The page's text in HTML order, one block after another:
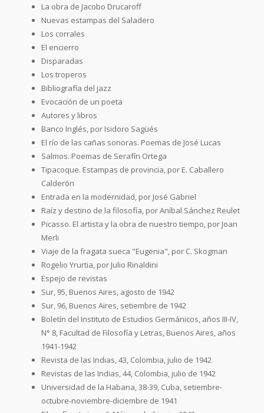
La obra de Jacobo Drucaroff
Nuevas estampas del Saladero
Los corrales
El encierro
Disparadas
Los troperos
Bibliografía del jazz
Evocación de un poeta
Autores y libros
Banco Inglés, por Isidoro Sagüés
El río de las cañas sonoras. Poemas de José Lucas
Salmos. Poemas de Serafín Ortega
Tipacoque. Estampas de provincia, por E. Caballero
Calderón
Entrada en la modernidad, por José Gabriel
Raíz y destino de la filosofía, por Aníbal Sánchez Reulet
Picasso. El artista y la obra de nuestro tiempo, por Joan
Merli
Viaje de la fragata sueca "Eugenia", por C. Skogman
Rogelio Yrurtia, por Julio Rinaldini
Espejo de revistas
Sur, 95, Buenos Aires, agosto de 1942
Sur, 96, Buenos Aires, setiembre de 1942
Boletín del Instituto de Estudios Germánicos, años III-IV,
N° 8, Facultad de Filosofía y Letras, Buenos Aires, años
1941-1942
Revista de las Indias, 43, Colombia, julio de 1942
Revistas de las Indias, 44, Colombia, julio de 1942
Universidad de la Habana, 38-39, Cuba, setiembre-
octubre-noviembre-diciembre de 1941